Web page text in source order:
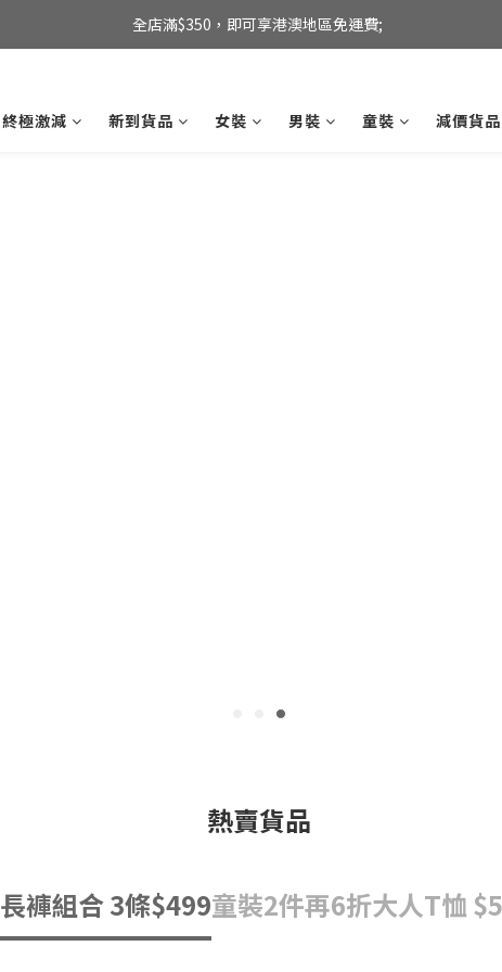
全店滿$350，即可享港澳地區免運費;
【海外直送】新加坡及台灣地區
終極激減
新到貨品 女裝 男裝 童裝 減價貨品
熱賣貨品
長褲組合 3條$499童裝2件再6折大人T恤